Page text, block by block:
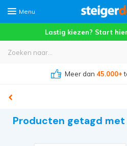
Menu
Lastig kiezen? Start
Meer dan 45.000+
Producten getagd